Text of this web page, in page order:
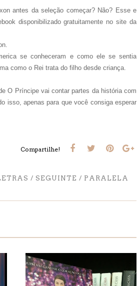
antes da seleção começar? Não? Esse e
disponibilizado gratuitamente no site da
se conheceram e como ele se sentia
como o Rei trata do filho desde criança.
O Príncipe vai contar partes da história com
isso, apenas para que você consiga esperar
Compartilhe!
/ SEGUINTE / PARALELA